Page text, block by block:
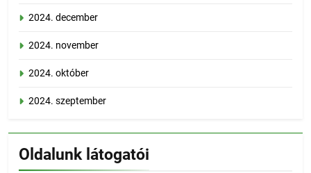
2024. december
2024. november
2024. október
2024. szeptember
Oldalunk látogatói